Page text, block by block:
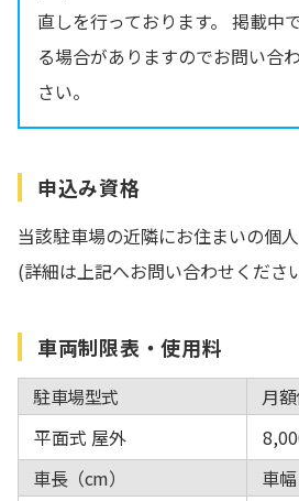
直しを行っております。 掲載中
る場合がありますのでお問い合
さい。
申込み資格
当該駐車場の近隣にお住まいの個
(詳細は上記へお問い合わせくださ
車両制限表・使用料
駐車場型式
月
平面式 屋外
車長（cm）
車幅